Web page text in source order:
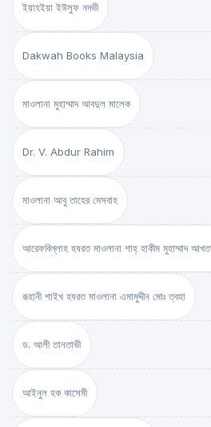
ইয়াহইয়া ইউসুফ নদভী
Dakwah Books Malaysia
মাওলানা মুহাম্মাদ আবদুল মালেক
Dr. V. Abdur Rahim
মাওলানা আবু তাহের মেসবাহ
আরেফবিল্লাহ হযরত মাওলানা শাহ্ হাকীম মুহাম্মাদ
রূহানী শাইখ হযরত মাওলানা এমামুদ্দীন মোঃ ত্বহা
ড. আলী তানতাভী
আইনুল হক কাসেমী